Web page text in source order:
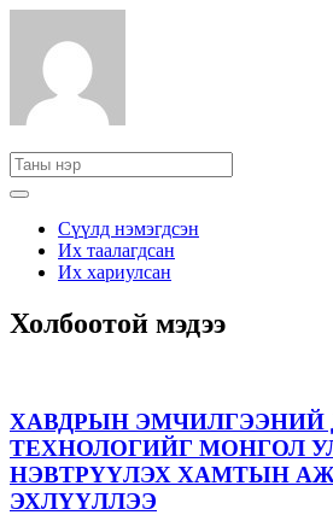
Сүүлд нэмэгдсэн
Их таалагдсан
Их хариулсан
Холбоотой мэдээ
ХАВДРЫН ЭМЧИЛГЭЭНИЙ
ТЕХНОЛОГИЙГ МОНГОЛ
НЭВТРҮҮЛЭХ ХАМТЫН
ЭХЛҮҮЛЛЭЭ